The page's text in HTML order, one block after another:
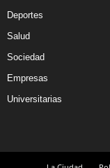
Deportes
Salud
Sociedad
Empresas
Universitarias